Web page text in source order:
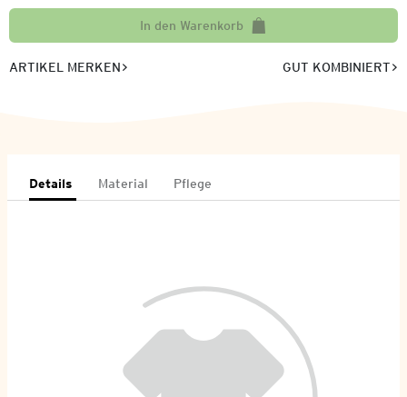
In den Warenkorb
ARTIKEL MERKEN GUT KOMBINIERT
Details Material Pflege